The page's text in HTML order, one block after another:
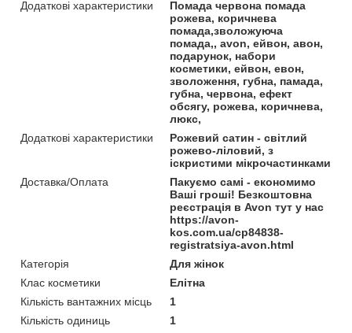
Додаткові характеристики
Помада червона помада
рожева, коричнева
помада,зволожуюча
помада,, avon, ейвон, авон,
подарунок, набори
косметики, ейвон, евон,
зволоження, губна, памада,
губна, червона, ефект
обсягу, рожева, коричнева,
люкс,
Додаткові характеристики
Рожевий сатин - світлий
рожево-ліловий, з
іскристими мікрочастинками
Доставка/Оплата
Пакуємо самі - економимо
Ваші гроші! Безкоштовна
реєстрація в Avon тут у нас
https://avon-
kos.com.ua/cp84838-
registratsiya-avon.html
Категорія
Для жінок
Клас косметики
Елітна
Кількість вантажних місць
1
Кількість одиниць
1